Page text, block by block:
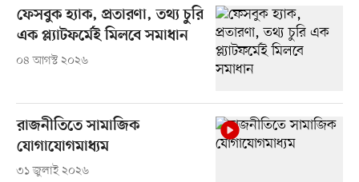
ফেসবুক হ্যাক, প্রতারণা, তথ্য চুরি
এক প্ল্যাটফর্মেই মিলবে সমাধান
০৪ আগস্ট ২০২৬
রাজনীতিতে সামাজিক
যোগাযোগমাধ্যম
৩১ জুলাই ২০২৬